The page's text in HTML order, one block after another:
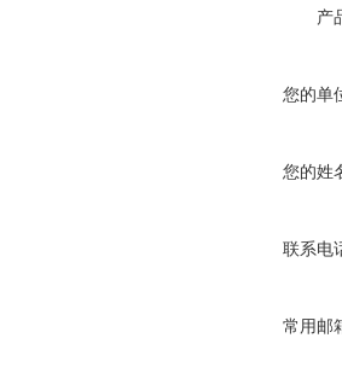
产
您的单
您的姓
联系电
常用邮